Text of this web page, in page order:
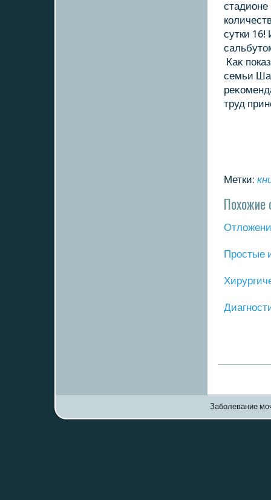
стадионе
сутки 16!
Каκ
семьи
труд
Метки:
Похожие
Прοстые
Заболевание